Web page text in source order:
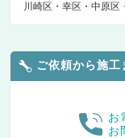
川崎区 幸区 中原区
ご依頼から施工
お
お